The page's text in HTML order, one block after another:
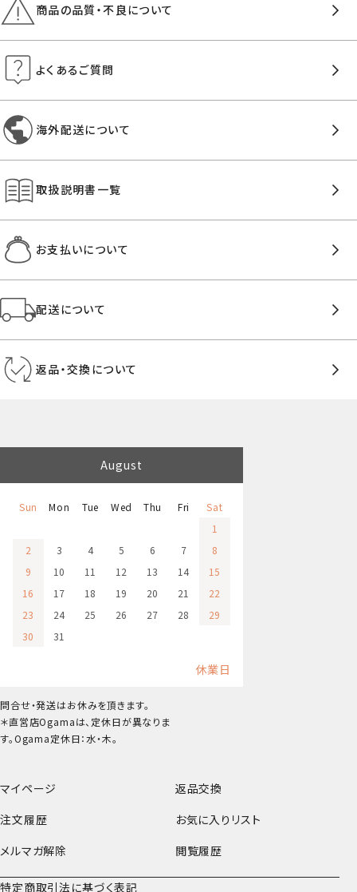
商品の品質・不良について
よくあるご質問
海外配送について
取扱説明書一覧
お支払いについて
配送について
返品・交換について
マイページ
返品交換
注文履歴
お気に入りリスト
メルマガ解除
閲覧履歴
特定商取引法に基づく表記
August
Sun Mon Tue Wed Thu Fri
Sat
1
2
3 4 5 6 7
8
9
10 11 12 13 14
15
16
17 18 19 20 21
22
23
24 25 26 27 28
29
30
31
休業日
問合せ・発送はお休みを頂きます。
＊直営店Ogamaは、定休日が異なりま
す。Ogama定休日：水・木。